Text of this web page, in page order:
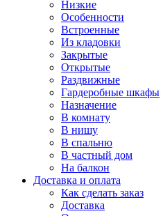
Низкие
Особенности
Встроенные
Из кладовки
Закрытые
Открытые
Раздвижные
Гардеробные шкафы
Назначение
В комнату
В нишу
В спальню
В частный дом
На балкон
Доставка и оплата
Как сделать заказ
Доставка